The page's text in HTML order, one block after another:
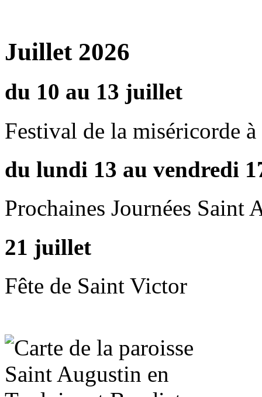
Juillet 2026
du 10 au 13 juillet
Festival de la miséricorde à
du lundi 13 au vendredi
Prochaines Journées Saint
21 juillet
Fête de Saint Victor